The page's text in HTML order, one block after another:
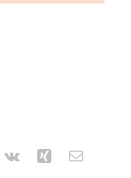
Vk Xing Email